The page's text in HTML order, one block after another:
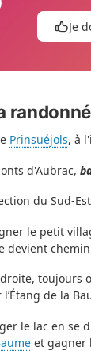
Je
Prinsuéjols, à
d'Aubrac,
du Sud-
le petit
devient
toujours
de la
le lac en se
et gagner